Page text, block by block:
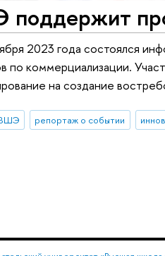
2023 года состоялся
по коммерциализации.
на создание
репортаж о событии